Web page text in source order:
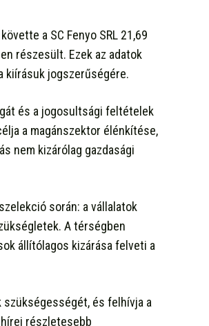
a SC Fenyo SRL 21,69
részesült. Ezek az adatok
kiírásuk jogszerűségére.
és a jogosultsági feltételek
a magánszektor élénkítése,
nem kizárólag gazdasági
során: a vállalatok
A térségben
állítólagos kizárása felveti a
és felhívja a
részletesebb